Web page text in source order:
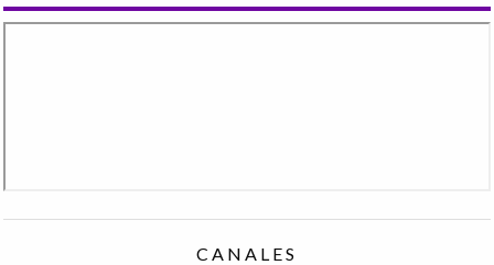
CANALES